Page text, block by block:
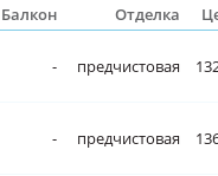
Балкон Отделка
- предчистовая
- предчистовая